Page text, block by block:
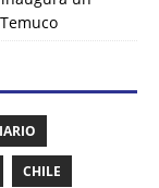
CHILE